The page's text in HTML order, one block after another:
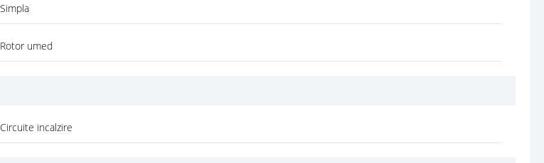
Simpla
Rotor umed
Circuite incalzire